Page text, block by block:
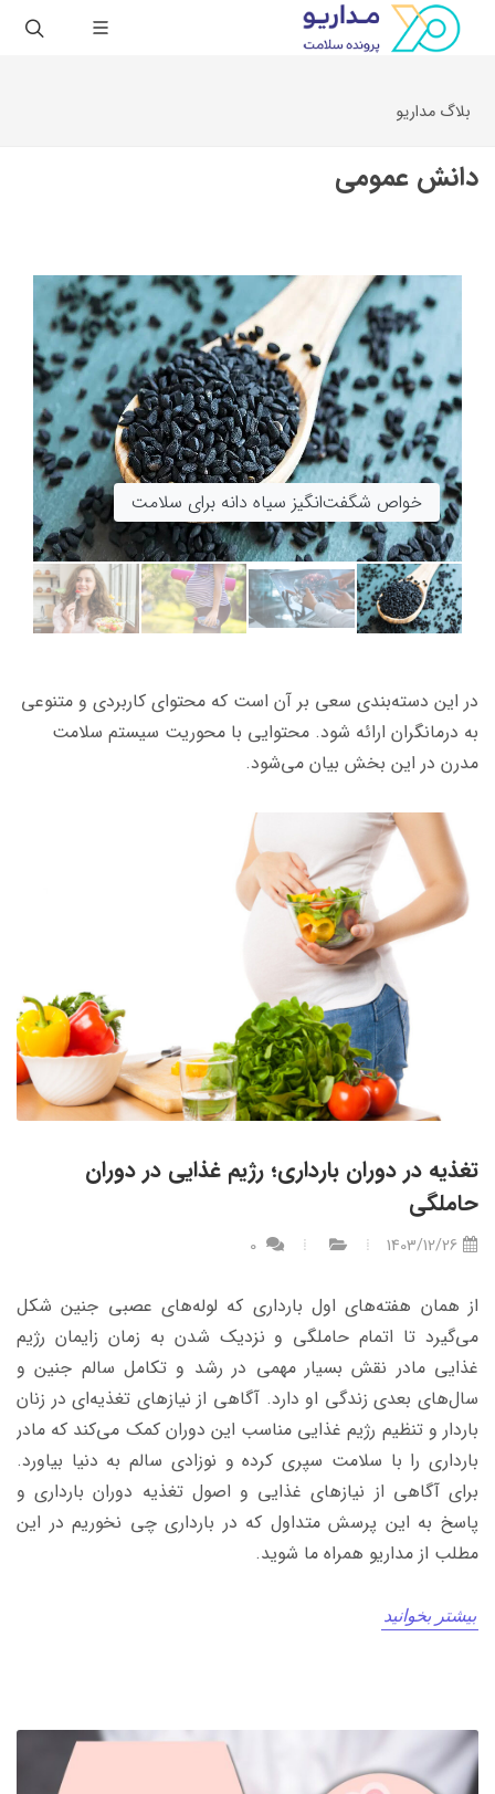
بلاگ مداریو
دانش عمومی
خواص شگفت‌انگیز سیاه دانه برای سلامت
کاربرد هوش مصنوعی در پزشکی و مراقبت‌های
بهداشتی
انواع ورزش‌های مجاز در دوران بارداری
رژیم غذایی مناسب برای چاقی صورت
در این دسته‌بندی سعی بر آن است که محتوای کاربردی و متنوعی
به درمانگران ارائه ‌شود. محتوایی با محوریت سیستم‌ سلامت
مدرن در این بخش بیان می‌شود.
تغذیه در دوران بارداری؛ رژیم غذایی در دوران
حاملگی
1403/12/26
از همان هفته‌های اول بارداری که لوله‌های عصبی جنین شکل
می‌گیرد تا اتمام حاملگی و نزدیک شدن به زمان زایمان رژیم
غذایی مادر نقش بسیار مهمی در رشد و تکامل سالم جنین و
سال‌های بعدی زندگی او دارد. آگاهی از نیازهای تغذیه‌ای در زنان
باردار و تنظیم رژیم غذایی مناسب این دوران کمک می‌کند که مادر
بارداری را با سلامت سپری کرده و نوزادی سالم به دنیا بیاورد.
برای آگاهی از نیازهای غذایی و اصول تغذیه دوران بارداری و
پاسخ به این پرسش متداول که در بارداری چی نخوریم در این
مطلب از مداریو همراه ما شوید.
بیشتر بخوانید